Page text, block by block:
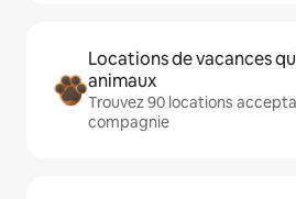
Locations de vacances
animaux
Trouvez 90 locations
compagnie